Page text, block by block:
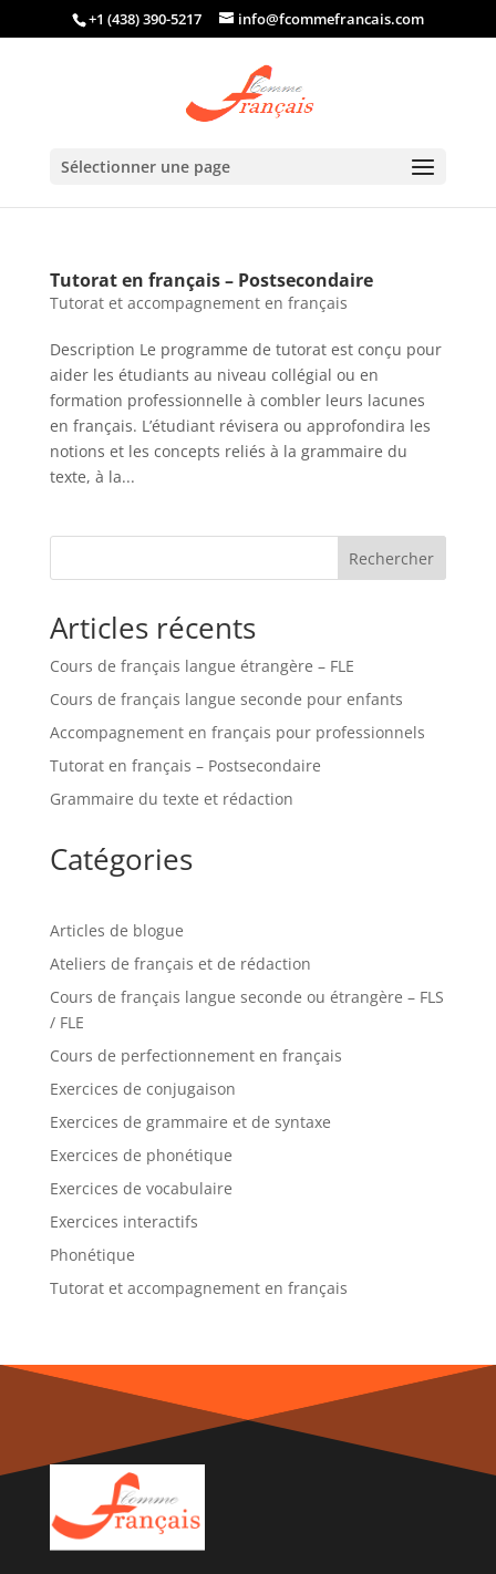
+1 (438) 390-5217 info@fcommefrancais.com
Sélectionner une page
Tutorat en français – Postsecondaire
Tutorat et accompagnement en français
Description Le programme de tutorat est conçu pour
aider les étudiants au niveau collégial ou en
formation professionnelle à combler leurs lacunes
en français. L’étudiant révisera ou approfondira les
notions et les concepts reliés à la grammaire du
texte, à la...
Rechercher
Articles récents
Cours de français langue étrangère – FLE
Cours de français langue seconde pour enfants
Accompagnement en français pour professionnels
Tutorat en français – Postsecondaire
Grammaire du texte et rédaction
Catégories
Articles de blogue
Ateliers de français et de rédaction
Cours de français langue seconde ou étrangère – FLS
/ FLE
Cours de perfectionnement en français
Exercices de conjugaison
Exercices de grammaire et de syntaxe
Exercices de phonétique
Exercices de vocabulaire
Exercices interactifs
Phonétique
Tutorat et accompagnement en français